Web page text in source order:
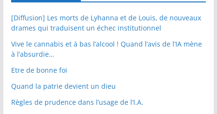
[Diffusion] Les morts de Lyhanna et de Louis, de nouveaux
drames qui traduisent un échec institutionnel
Vive le cannabis et à bas l’alcool ! Quand l’avis de l’IA mène
à l’absurdie…
Etre de bonne foi
Quand la patrie devient un dieu
Règles de prudence dans l’usage de l’I.A.